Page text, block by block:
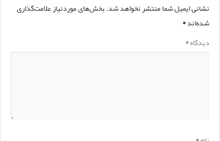
نشانی ایمیل شما منتشر نخواهد شد.بخش‌های موردنیاز علامت‌گذاری
شده‌اند*
دیدگاه*